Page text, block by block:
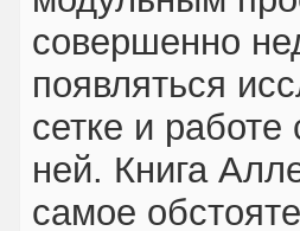
совершенно
появляться
сетке и работе
ней. Книга
самое